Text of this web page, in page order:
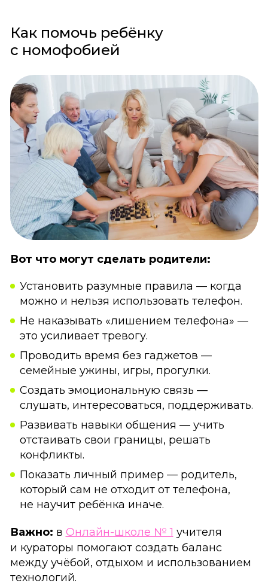
Как помочь ребёнку
с номофобией
Вот что могут сделать родители:
Установить разумные правила — когда
можно и нельзя использовать телефон.
Не наказывать «лишением телефона» —
это усиливает тревогу.
Проводить время без гаджетов —
семейные ужины, игры, прогулки.
Создать эмоциональную связь —
слушать, интересоваться, поддерживать.
Развивать навыки общения — учить
отстаивать свои границы, решать
конфликты.
Показать личный пример — родитель,
который сам не отходит от телефона,
не научит ребёнка иначе.
Важно: в Онлайн-школе № 1 учителя
и кураторы помогают создать баланс
между учёбой, отдыхом и использованием
технологий.